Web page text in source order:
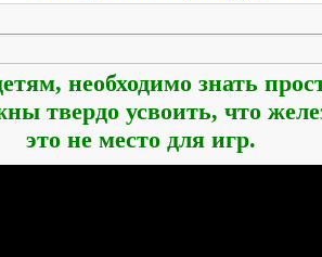
необходимо знать
твердо усвоить, что
это не место для игр.